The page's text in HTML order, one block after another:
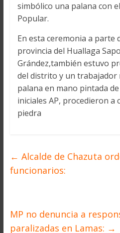
simbólico una palana con
Popular.
En esta ceremonia a parte
provincia del Huallaga
Grández,también estuvo
del distrito y un trabajador
palana en mano pintada
iniciales AP, procedieron a
piedra
← Alcalde de Chazuta
funcionarios:
MP no denuncia a
paralizadas en Lamas: →